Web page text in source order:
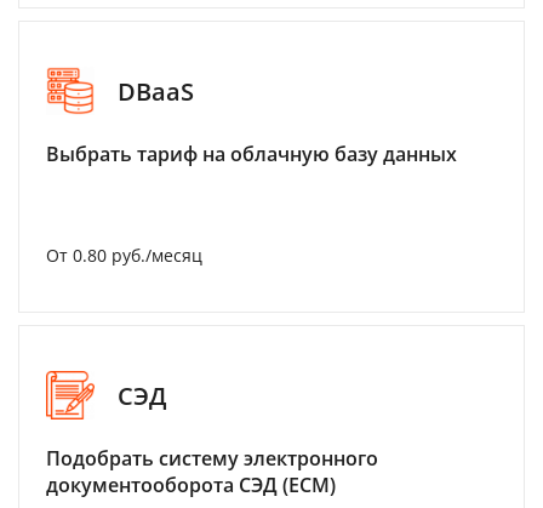
DBaaS
Выбрать тариф на облачную базу данных
От 0.80 руб./месяц
СЭД
Подобрать систему электронного
документооборота СЭД (ECM)